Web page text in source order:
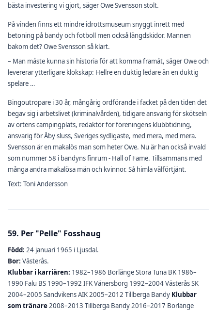
bästa investering vi gjort, säger Owe Svensson stolt.
På vinden finns ett mindre idrottsmuseum snyggt inrett med
betoning på bandy och fotboll men också längdskidor. Mannen
bakom det? Owe Svensson så klart.
– Man måste kunna sin historia för att komma framåt, säger Owe och
levererar ytterligare klokskap: Hellre en duktig ledare än en duktig
spelare …
Bingoutropare i 30 år, mångårig ordförande i facket på den tiden det
begav sig i arbetslivet (kriminalvården), tidigare ansvarig för skötseln
av ortens campingplats, redaktör för föreningens klubbtidning,
ansvarig för Åby sluss, Sveriges sydligaste, med mera, med mera.
Svensson är en makalös man som heter Owe. Nu är han också invald
som nummer 58 i bandyns finrum - Hall of Fame. Tillsammans med
många andra makalösa män och kvinnor. Så himla välförtjänt.
Text: Toni Andersson
59. Per "Pelle" Fosshaug
Född: 24 januari 1965 i Ljusdal.
Bor: Västerås.
Klubbar i karriären: 1982–1986 Borlänge Stora Tuna BK 1986–
1990 Falu BS 1990–1992 IFK Vänersborg 1992–2004 Västerås SK
2004–2005 Sandvikens AIK 2005–2012 Tillberga Bandy Klubbar
som tränare2008–2013 Tillberga Bandy 2016–2017 Borlänge